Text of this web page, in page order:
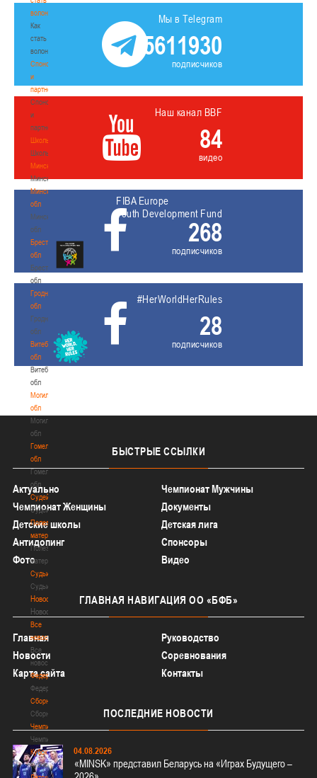
волонтером
Как
стать
волонтером
Спонсоры
и
партнеры
Спонсоры
и
партнеры
Школы
Школы
Минск
Минск
Минская
обл
Минская
обл
Брестская
обл
Брестская
обл
Гродненская
обл
Гродненская
обл
Витебская
обл
Витебская
обл
Могилевская
обл
Могилевская
обл
Гомельская
обл
Гомельская
обл
Судейство
Судейство
Полезные
материалы
Полезные
материалы
Судьи
Судьи
Новости
Новости
Все
новости
Все
новости
Федерация
Федерация
Сборные
Сборные
Чемпионат
Чемпионат
Кубок
Кубок
Мы в Telegram
5611930
подписчиков
Наш канал BBF
84
видео
FIBA Europe
Youth Development Fund
268
подписчиков
#HerWorldHerRules
28
подписчиков
БЫСТРЫЕ ССЫЛКИ
Актуально
Чемпионат Мужчины
Чемпионат Женщины
Документы
Детские школы
Детская лига
Антидопинг
Спонсоры
Фото
Видео
ГЛАВНАЯ НАВИГАЦИЯ ОО «БФБ»
Главная
Руководство
Новости
Соревнования
Карта сайта
Контакты
ПОСЛЕДНИЕ НОВОСТИ
04.08.2026
«MINSK» представил Беларусь на «Играх Будущего –